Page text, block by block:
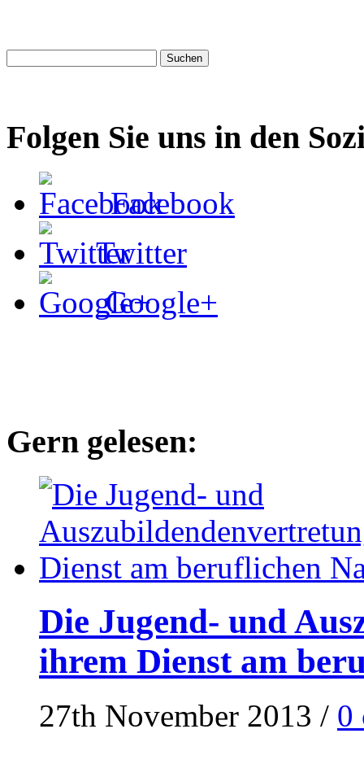
Folgen Sie uns in den
Facebook
Twitter
Google+
Gern gelesen:
Die Jugend- und
ihrem Dienst am
27th November 2013 / 0